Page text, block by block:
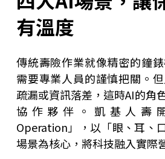
有溫度
傳統壽險作業就像精密的鐘
需要專業人員的謹慎把關。
疏漏或資訊落差，這時AI的角
協作夥伴。凱基人壽
Operation」，以「眼、耳、
場景為核心，將科技融入實際